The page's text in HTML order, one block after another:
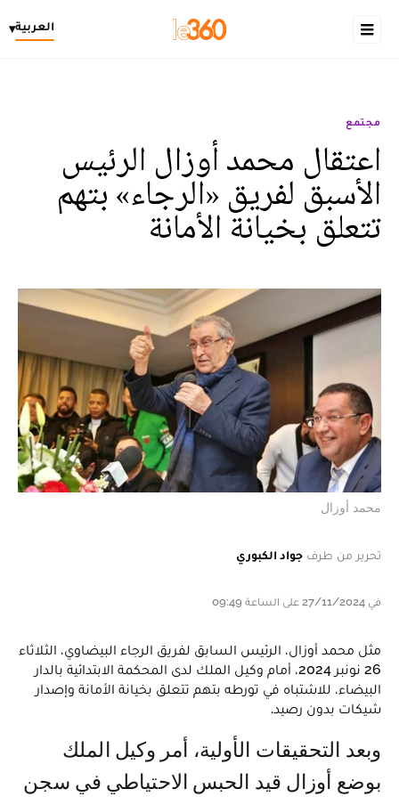
العربية▾
مجتمع
اعتقال محمد أوزال الرئيس
الأسبق لفريق «الرجاء» بتهم
تتعلق بخيانة الأمانة
محمد أوزال
تحرير من طرف جواد الكبوري
في 27/11/2024 على الساعة 09:49
مثل محمد أوزال، الرئيس السابق لفريق الرجاء البيضاوي، الثلاثاء
26 نونبر 2024، أمام وكيل الملك لدى المحكمة الابتدائية بالدار
البيضاء، للاشتباه في تورطه بتهم تتعلق بخيانة الأمانة وإصدار
شيكات بدون رصيد.
وبعد التحقيقات الأولية، أمر وكيل الملك
بوضع أوزال قيد الحبس الاحتياطي في سجن